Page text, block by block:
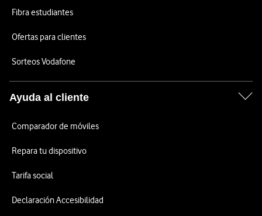
Fibra estudiantes
Ofertas para clientes
Sorteos Vodafone
Ayuda al cliente
Comparador de móviles
Repara tu dispositivo
Tarifa social
Declaración Accesibilidad